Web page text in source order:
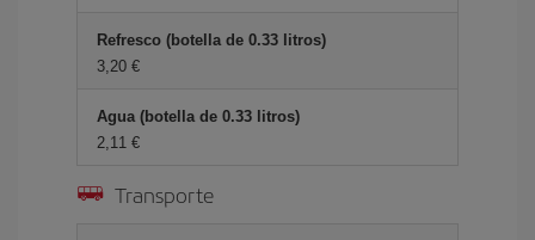
Refresco (botella de 0.33 litros)
3,20 €
Agua (botella de 0.33 litros)
2,11 €
Transporte